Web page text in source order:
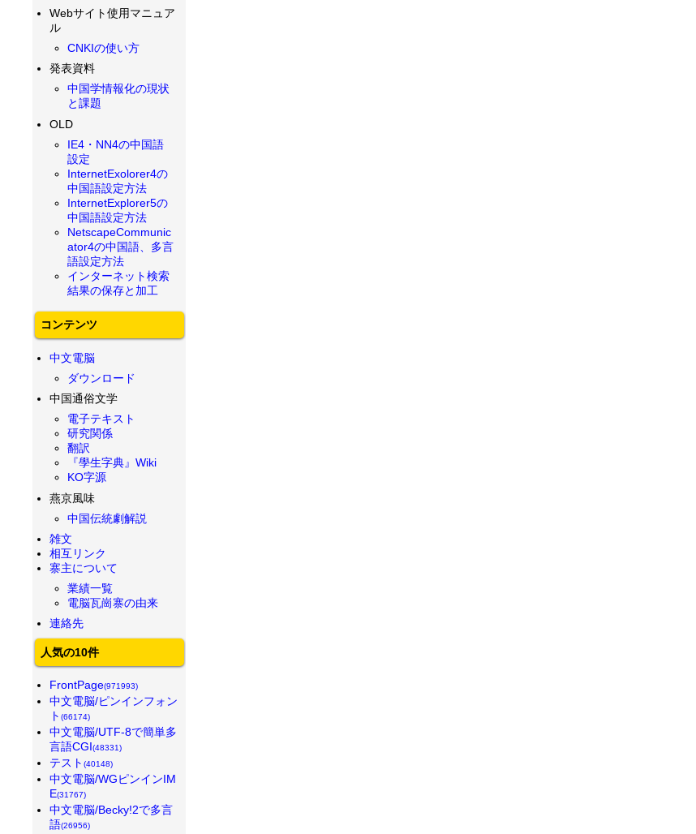
Webサイト使用マニュア
ル
CNKIの使い方
発表資料
中国学情報化の現状
と課題
OLD
IE4・NN4の中国語
設定
InternetExolorer4の
中国語設定方法
InternetExplorer5の
中国語設定方法
NetscapeCommunic
ator4の中国語、多言
語設定方法
インターネット検索
結果の保存と加工
コンテンツ
中文電脳
ダウンロード
中国通俗文学
電子テキスト
研究関係
翻訳
『學生字典』Wiki
KO字源
燕京風味
中国伝統劇解説
雑文
相互リンク
寨主について
業績一覧
電脳瓦崗寨の由来
連絡先
人気の10件
FrontPage(971993)
中文電脳/ピンインフォン
ト(66174)
中文電脳/UTF-8で簡単多
言語CGI(48331)
テスト(40148)
中文電脳/WGピンインIM
E(31767)
中文電脳/Becky!2で多言
語(26956)